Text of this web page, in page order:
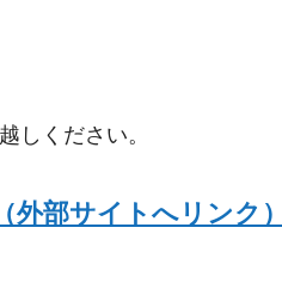
しください。
外部サイトへリンク）